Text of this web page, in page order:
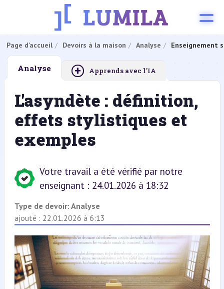
Page d’accueil Devoirs à la maison Analyse Enseignement
Analyse + Apprends avec l'IA
L'asyndète : définition,
effets stylistiques et
exemples
Votre travail a été vérifié par notre
enseignant : 24.01.2026 à 18:32
Type de devoir: Analyse
ajouté : 22.01.2026 à 6:13